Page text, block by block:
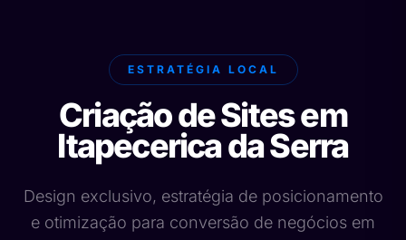
ESTRATÉGIA LOCAL
Criação de Sites em
Itapecerica da Serra
Design exclusivo, estratégia de posicionamento
e otimização para conversão de negócios em